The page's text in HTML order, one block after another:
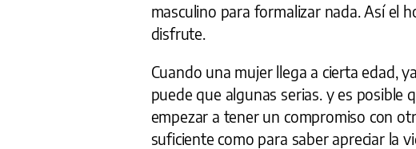
masculino para formalizar nada. Así el
disfrute.
Cuando una mujer llega a cierta edad,
puede que algunas serias. y es posible
empezar a tener un compromiso con
suficiente como para saber apreciar la